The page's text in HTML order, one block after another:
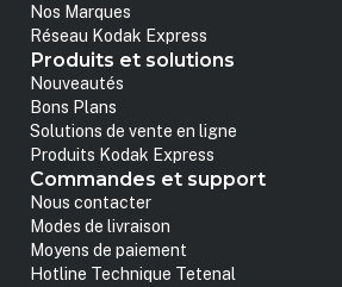
Nos Marques
Réseau Kodak Express
Produits et solutions
Nouveautés
Bons Plans
Solutions de vente en ligne
Produits Kodak Express
Commandes et support
Nous contacter
Modes de livraison
Moyens de paiement
Hotline Technique Tetenal